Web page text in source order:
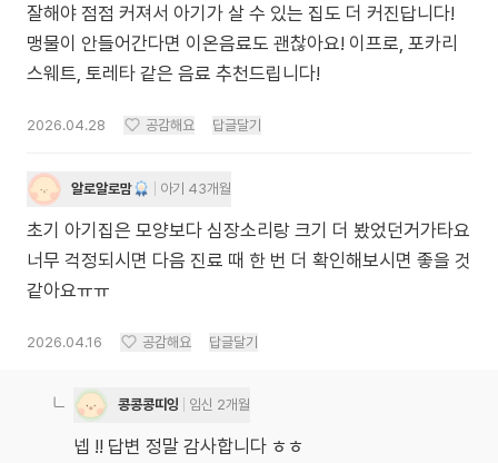
잘해야 점점 커져서 아기가 살 수 있는 집도 더 커진답니다!
맹물이 안들어간다면 이온음료도 괜찮아요! 이프로, 포카리
스웨트, 토레타 같은 음료 추천드립니다!
2026.04.28 공감해요 답글달기
알로알로맘 아기 43개월
초기 아기집은 모양보다 심장소리랑 크기 더 봤었던거가타요
너무 걱정되시면 다음 진료 때 한 번 더 확인해보시면 좋을 것
같아요ㅠㅠ
2026.04.16 공감해요 답글달기
콩콩콩띠잉 임신 2개월
넵 !! 답변 정말 감사합니다 ㅎㅎ